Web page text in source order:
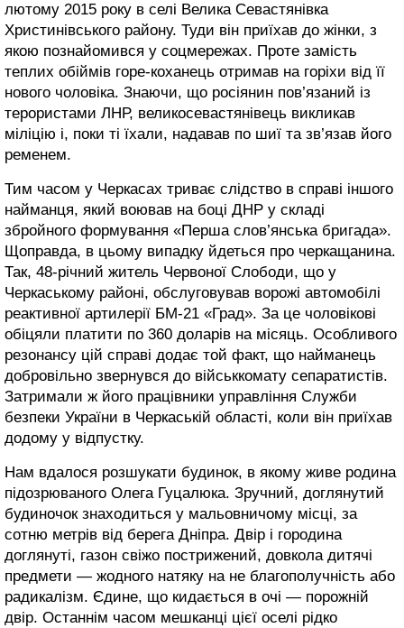
лютому 2015 року в селі Велика Севастянівка
Христинівського району. Туди він приїхав до жінки, з
якою познайомився у соцмережах. Проте замість
теплих обіймів горе-коханець отримав на горіхи від її
нового чоловіка. Знаючи, що росіянин пов’язаний із
терористами ЛНР, великосевастянівець викликав
міліцію і, поки ті їхали, надавав по шиї та зв’язав його
ременем.
Тим часом у Черкасах триває слідство в справі іншого
найманця, який воював на боці ДНР у складі
збройного формування «Перша слов’янська бригада».
Щоправда, в цьому випадку йдеться про черкащанина.
Так, 48-річний житель Червоної Слободи, що у
Черкаському районі, обслуговував ворожі автомобілі
реактивної артилерії БМ-21 «Град». За це чоловікові
обіцяли платити по 360 доларів на місяць. Особливого
резонансу цій справі додає той факт, що найманець
добровільно звернувся до військкомату сепаратистів.
Затримали ж його працівники управління Служби
безпеки України в Черкаській області, коли він приїхав
додому у відпустку.
Нам вдалося розшукати будинок, в якому живе родина
підозрюваного Олега Гуцалюка. Зручний, доглянутий
будиночок знаходиться у мальовничому місці, за
сотню метрів від берега Дніпра. Двір і городина
доглянуті, газон свіжо пострижений, довкола дитячі
предмети — жодного натяку на не благополучність або
радикалізм. Єдине, що кидається в очі — порожній
двір. Останнім часом мешканці цієї оселі рідко